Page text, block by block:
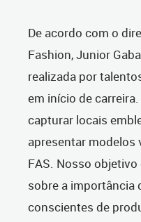
De acordo com o
Fashion, Junior
realizada por
em início de
capturar locais
apresentar modelos
FAS. Nosso
sobre a importância
conscientes de